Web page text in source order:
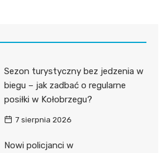
Sezon turystyczny bez jedzenia w
biegu – jak zadbać o regularne
posiłki w Kołobrzegu?
7 sierpnia 2026
Nowi policjanci w